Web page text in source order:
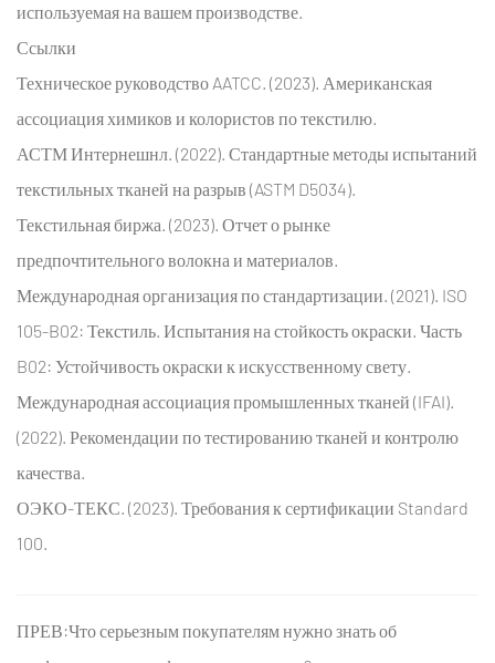
используемая на вашем производстве.
Ссылки
Техническое руководство AATCC. (2023). Американская
ассоциация химиков и колористов по текстилю.
АСТМ Интернешнл. (2022). Стандартные методы испытаний
текстильных тканей на разрыв (ASTM D5034).
Текстильная биржа. (2023). Отчет о рынке
предпочтительного волокна и материалов.
Международная организация по стандартизации. (2021). ISO
105-B02: Текстиль. Испытания на стойкость окраски. Часть
B02: Устойчивость окраски к искусственному свету.
Международная ассоциация промышленных тканей (IFAI).
(2022). Рекомендации по тестированию тканей и контролю
качества.
ОЭКО-ТЕКС. (2023). Требования к сертификации Standard
100.
ПРЕВ:Что серьезным покупателям нужно знать об